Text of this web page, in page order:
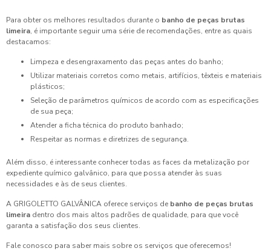
Para obter os melhores resultados durante o banho de peças brutas
limeira, é importante seguir uma série de recomendações, entre as quais
destacamos:
Limpeza e desengraxamento das peças antes do banho;
Utilizar materiais corretos como metais, artifícios, têxteis e materiais
plásticos;
Seleção de parâmetros químicos de acordo com as especificações
de sua peça;
Atender a ficha técnica do produto banhado;
Respeitar as normas e diretrizes de segurança.
Além disso, é interessante conhecer todas as faces da metalização por
expediente químico galvânico, para que possa atender às suas
necessidades e às de seus clientes.
A GRIGOLETTO GALVÂNICA oferece serviços de banho de peças brutas
limeira dentro dos mais altos padrões de qualidade, para que você
garanta a satisfação dos seus clientes.
Fale conosco para saber mais sobre os serviços que oferecemos!